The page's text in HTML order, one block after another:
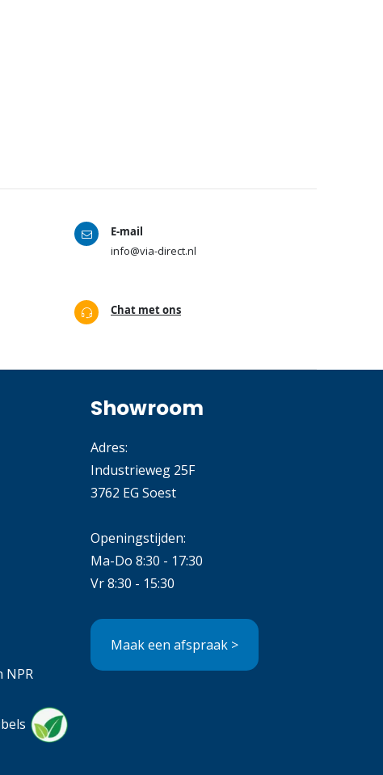
E-mail
info@via-direct.nl
Chat met ons
NPR
Showroom
Adres:
Industrieweg 25F
3762 EG Soest
Openingstijden:
Ma-Do 8:30 - 17:30
Vr 8:30 - 15:30
Maak een afspraak >